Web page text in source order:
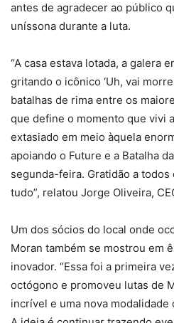
antes de agradecer ao público
uníssona durante a luta.
“A casa estava lotada, a galera
gritando o icônico ‘Uh, vai
batalhas de rima entre os
que define o momento que vivi
extasiado em meio àquela
apoiando o Future e a Batalha
segunda-feira. Gratidão a
tudo”, relatou Jorge Oliveira,
Um dos sócios do local onde
Moran também se mostrou em
inovador. “Essa foi a primeira
octógono e promoveu lutas de
incrível e uma nova